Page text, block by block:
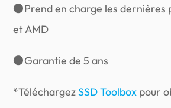
●Prend en charge les
et AMD
●Garantie de 5 ans
*TéléchargezSSD Toolbox pour